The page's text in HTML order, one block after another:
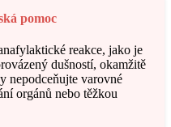
pomoc
reakce, jako je
dušností, okamžitě
nepodceňujte varovné
orgánů nebo těžkou